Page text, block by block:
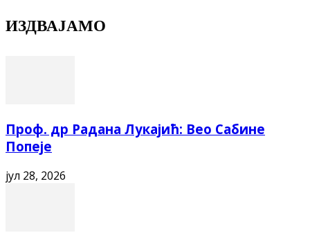
ИЗДВАЈАМО
Проф. др Радана Лукајић: Вео Сабине
Попеје
јул 28, 2026